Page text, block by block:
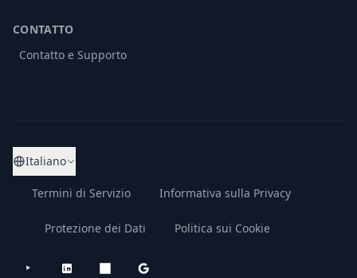
CONTATTO
Contatto e Supporto
Italiano
Termini di Servizio Informativa sulla Privacy
Protezione dei Dati Politica sui Cookie